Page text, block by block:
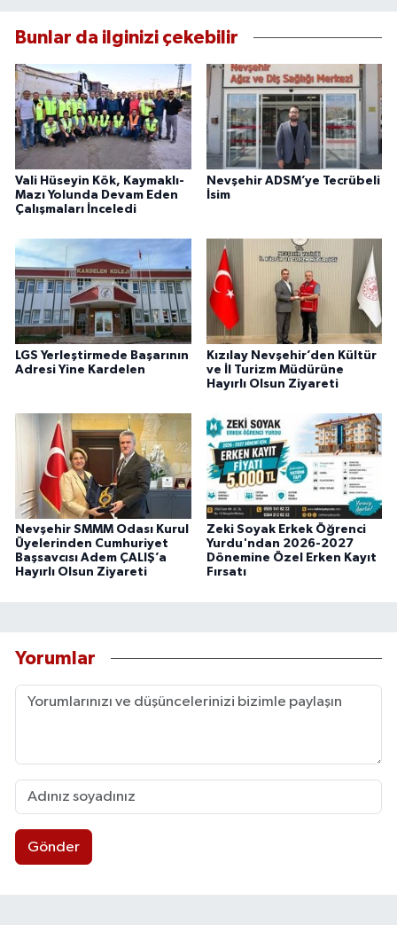
Bunlar da ilginizi çekebilir
Vali Hüseyin Kök, Kaymaklı-
Mazı Yolunda Devam Eden
Çalışmaları İnceledi
Nevşehir ADSM’ye Tecrübeli
İsim
LGS Yerleştirmede Başarının
Adresi Yine Kardelen
Kızılay Nevşehir’den Kültür
ve İl Turizm Müdürüne
Hayırlı Olsun Ziyareti
Nevşehir SMMM Odası Kurul
Üyelerinden Cumhuriyet
Başsavcısı Adem ÇALIŞ’a
Hayırlı Olsun Ziyareti
Zeki Soyak Erkek Öğrenci
Yurdu'ndan 2026-2027
Dönemine Özel Erken Kayıt
Fırsatı
Yorumlar
Gönder